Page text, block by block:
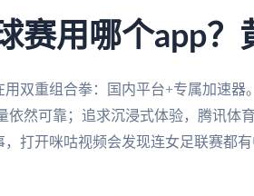
赛用哪个app？
双重组合拳：国内平台+专属加速器
依然可靠；追求沉浸式体验，腾讯体
打开咪咕视频会发现连女足联赛都